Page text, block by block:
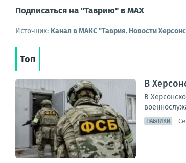
Подписаться на "Таврию" в MAX
Источник: Канал в МАКС "Таврия. Новости
Топ
В
В
ПАБЛИКИ